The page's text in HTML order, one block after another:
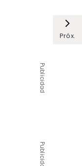
Próx.
Publicidad
Publicidad